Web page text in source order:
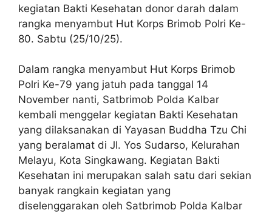
kegiatan Bakti Kesehatan donor darah dalam
rangka menyambut Hut Korps Brimob Polri Ke-
80. Sabtu (25/10/25).
Dalam rangka menyambut Hut Korps Brimob
Polri Ke-79 yang jatuh pada tanggal 14
November nanti, Satbrimob Polda Kalbar
kembali menggelar kegiatan Bakti Kesehatan
yang dilaksanakan di Yayasan Buddha Tzu Chi
yang beralamat di Jl. Yos Sudarso, Kelurahan
Melayu, Kota Singkawang. Kegiatan Bakti
Kesehatan ini merupakan salah satu dari sekian
banyak rangkain kegiatan yang
diselenggarakan oleh Satbrimob Polda Kalbar